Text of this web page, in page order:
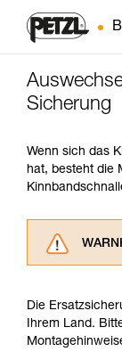
Sicherung
Wenn sich das
hat, besteht die
Die
Ihrem Land.